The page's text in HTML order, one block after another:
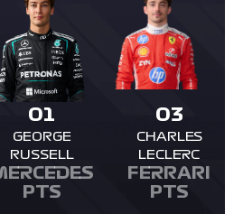
01
GEORGE
RUSSELL
PTS
03
CHARLES
LECLERC
FERRARI
PTS